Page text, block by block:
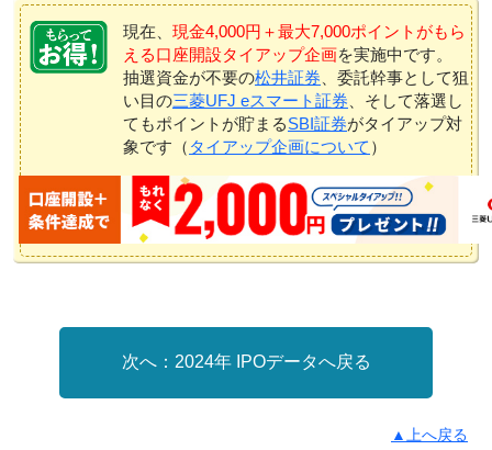
現在、 現金4,000円＋最大7,000ポイントがもら
える口座開設タイアップ企画を実施中です。
抽選資金が不要の松井証券 、委託幹事として狙
い目の三菱UFJ eスマート証券 、そして落選し
てもポイントが貯まるSBI証券がタイアップ対
象です（ タイアップ企画について ）
2024年 IPOデータへ戻る
▲上へ戻る